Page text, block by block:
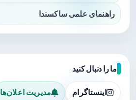
راهنمای علمی ساکسندا
ما را دنبال کنید
اینستاگرام مدیریت اعلان‌ها